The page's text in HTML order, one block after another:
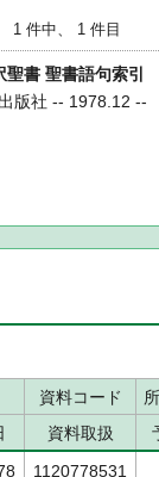
1 件中、 1 件目
書 聖書語句索引
版社 -- 1978.12 --
資料コード
資料取扱
1120778531